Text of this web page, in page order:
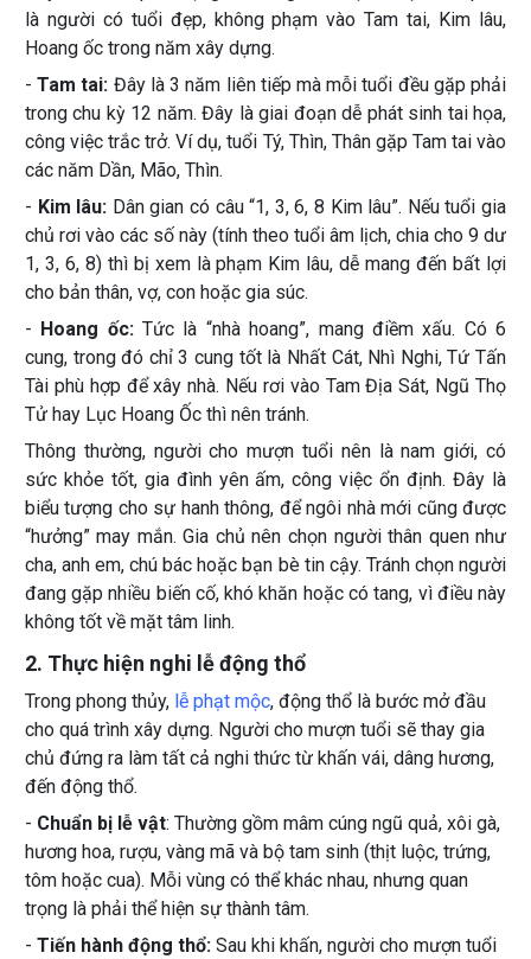
là người có tuổi đẹp, không phạm vào Tam tai, Kim lâu,
Hoang ốc trong năm xây dựng.
-Tam tai: Đây là 3 năm liên tiếp mà mỗi tuổi đều gặp phải
trong chu kỳ 12 năm. Đây là giai đoạn dễ phát sinh tai họa,
công việc trắc trở. Ví dụ, tuổi Tý, Thìn, Thân gặp Tam tai vào
các năm Dần, Mão, Thìn.
- Kim lâu: Dân gian có câu “1, 3, 6, 8 Kim lâu”. Nếu tuổi gia
chủ rơi vào các số này (tính theo tuổi âm lịch, chia cho 9 dư
1, 3, 6, 8) thì bị xem là phạm Kim lâu, dễ mang đến bất lợi
cho bản thân, vợ, con hoặc gia súc.
- Hoang ốc:Tức là “nhà hoang”, mang điềm xấu. Có 6
cung, trong đó chỉ 3 cung tốt là Nhất Cát, Nhì Nghi, Tứ Tấn
Tài phù hợp để xây nhà. Nếu rơi vào Tam Địa Sát, Ngũ Thọ
Tử hay Lục Hoang Ốc thì nên tránh.
Thông thường, người cho mượn tuổi nên là nam giới, có
sức khỏe tốt, gia đình yên ấm, công việc ổn định. Đây là
biểu tượng cho sự hanh thông, để ngôi nhà mới cũng được
“hưởng” may mắn. Gia chủ nên chọn người thân quen như
cha, anh em, chú bác hoặc bạn bè tin cậy. Tránh chọn người
đang gặp nhiều biến cố, khó khăn hoặc có tang, vì điều này
không tốt về mặt tâm linh.
2. Thực hiện nghi lễ động thổ
Trong phong thủy, lễ phạt mộc, động thổ là bước mở đầu
cho quá trình xây dựng. Người cho mượn tuổi sẽ thay gia
chủ đứng ra làm tất cả nghi thức từ khấn vái, dâng hương,
đến động thổ.
- Chuẩn bị lễ vật: Thường gồm mâm cúng ngũ quả, xôi gà,
hương hoa, rượu, vàng mã và bộ tam sinh (thịt luộc, trứng,
tôm hoặc cua). Mỗi vùng có thể khác nhau, nhưng quan
trọng là phải thể hiện sự thành tâm.
- Tiến hành động thổ:Sau khi khấn, người cho mượn tuổi